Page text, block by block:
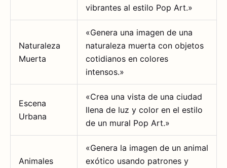
vibrantes al estilo Pop Art.»
Naturaleza
Muerta
«Genera una imagen de una
naturaleza muerta con objetos
cotidianos en colores
intensos.»
Escena
Urbana
«Crea una vista de una ciudad
llena de luz y color en el estilo
de un mural Pop Art.»
Animales
«Genera la imagen de un animal
exótico usando patrones y